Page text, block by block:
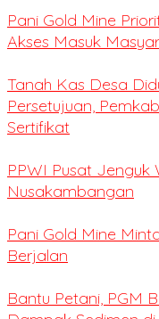
Pani Gold Mine
Akses Masuk
Tanah Kas Desa
Persetujuan,
Sertifikat
PPWI Pusat
Nusakambangan
Pani Gold Mine
Berjalan
Bantu Petani, PGM